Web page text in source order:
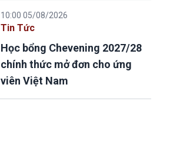
10:00 05/08/2026
Tin Tức
Học bổng Chevening 2027/28
chính thức mở đơn cho ứng
viên Việt Nam